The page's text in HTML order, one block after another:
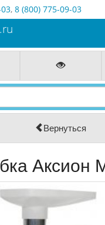
, 8 (800) 775-09-03
Вернуться
Аксион